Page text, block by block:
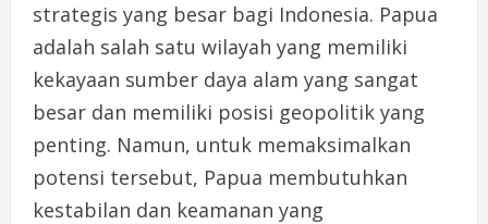
strategis yang besar bagi Indonesia. Papua
adalah salah satu wilayah yang memiliki
kekayaan sumber daya alam yang sangat
besar dan memiliki posisi geopolitik yang
penting. Namun, untuk memaksimalkan
potensi tersebut, Papua membutuhkan
kestabilan dan keamanan yang